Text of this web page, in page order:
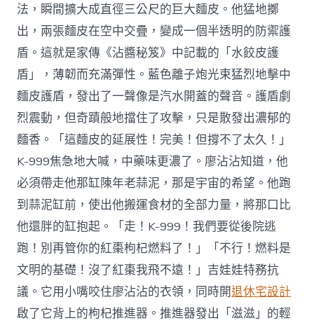
法，瞬間擴大成直徑三公尺的巨大麵皮。他猛地擲
出，兩張麵皮在空中交疊，變成一個半透明的防禦護
盾。這就是家傳《沾醬秘笈》中記載的「水餃皮護
盾」，薄韌而充滿彈性。藍色離子炮光束猛烈地擊中
麵皮護盾，發出了一聲像是汽水開蓋的聲音。護盾劇
烈震動，但奇蹟般地擋住了攻擊，只是散發出濃郁的
麵香。「這麵皮的延展性！完美！但撐不了太久！」
K-999焦急地大喊，中藥味更濃了。廖沾沾知道，他
必須帶走他那缸陳年老蒜泥，那是宇宙的希望。他跑
到蒜泥缸前，使出他搬運食材的全部力量，將那口比
他還胖的缸抱起。「走！K-999！我們要從後院逃
跑！別再管你的紅棗枸杞燃料了！」「不行！燃料是
文明的基礎！沒了紅棗我飛不遠！」吉娃娃特務抗
議。它用小嘴咬住廖沾沾的衣領，同時開退休宅設計
啟了它背上的枸杞推進器。推進器發出「滋滋」的輕